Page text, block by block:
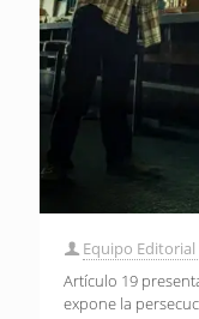
Equipo
Artículo 19
expone la